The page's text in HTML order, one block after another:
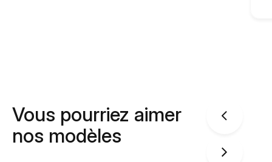
Vous pourriez aimer
nos modèles